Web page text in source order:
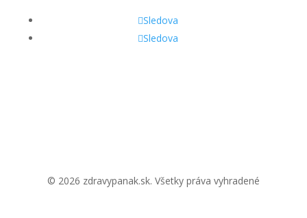
Sledova
Sledova
© 2026 zdravypanak.sk. Všetky práva vyhradené